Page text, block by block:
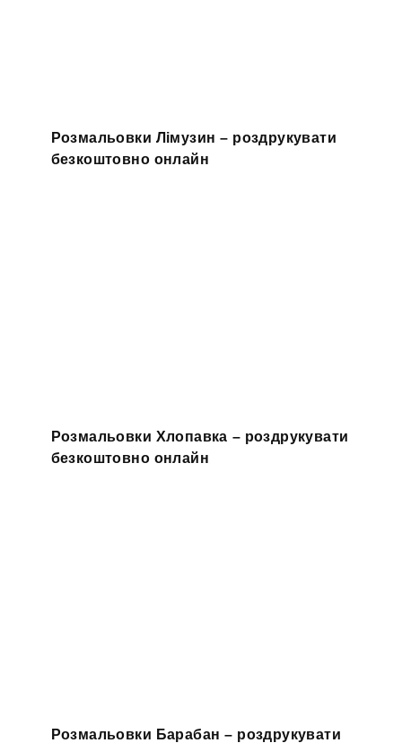
Розмальовки Лімузин – роздрукувати
безкоштовно онлайн
Розмальовки Хлопавка – роздрукувати
безкоштовно онлайн
Розмальовки Барабан – роздрукувати